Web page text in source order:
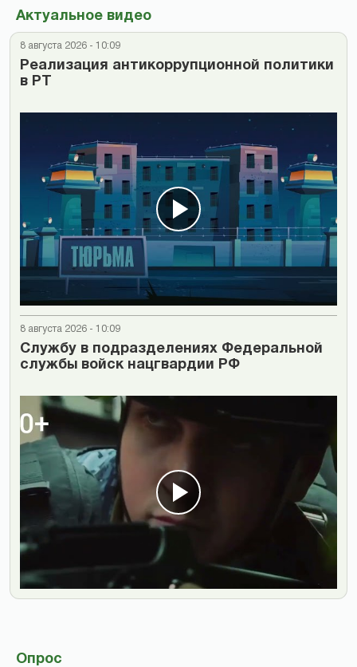
Актуальное видео
8 августа 2026 - 10:09
Реализация антикоррупционной политики
в РТ
8 августа 2026 - 10:09
Cлужбу в подразделениях Федеральной
службы войск нацгвардии РФ
Опрос